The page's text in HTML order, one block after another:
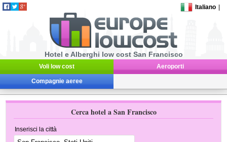
Italiano
Hotel e Alberghi low cost San Francisco
Voli low cost Aeroporti
Compagnie aeree
Cerca hotel a San Francisco
Inserisci la città